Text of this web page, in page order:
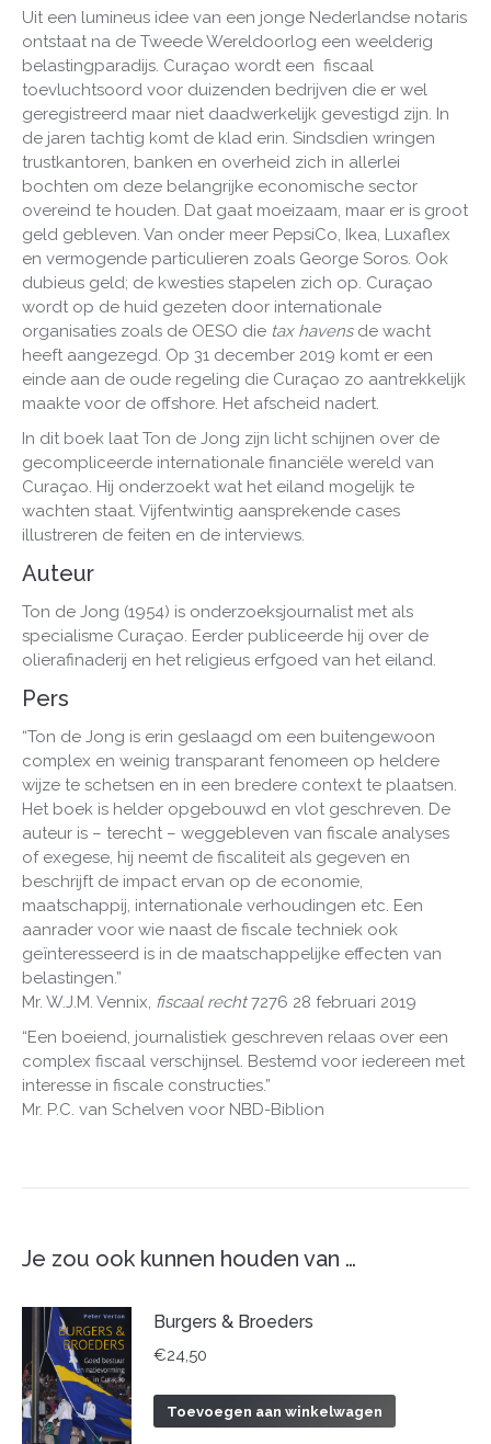
Uit een lumineus idee van een jonge Nederlandse notaris
ontstaat na de Tweede Wereldoorlog een weelderig
belastingparadijs. Curaçao wordt een fiscaal
toevluchtsoord voor duizenden bedrijven die er wel
geregistreerd maar niet daadwerkelijk gevestigd zijn. In
de jaren tachtig komt de klad erin. Sindsdien wringen
trustkantoren, banken en overheid zich in allerlei
bochten om deze belangrijke economische sector
overeind te houden. Dat gaat moeizaam, maar er is groot
geld gebleven. Van onder meer PepsiCo, Ikea, Luxaflex
en vermogende particulieren zoals George Soros. Ook
dubieus geld; de kwesties stapelen zich op. Curaçao
wordt op de huid gezeten door internationale
organisaties zoals de OESO die tax havensde wacht
heeft aangezegd. Op 31 december 2019 komt er een
einde aan de oude regeling die Curaçao zo aantrekkelijk
maakte voor de offshore. Het afscheid nadert.
In dit boek laat Ton de Jong zijn licht schijnen over de
gecompliceerde internationale financiële wereld van
Curaçao. Hij onderzoekt wat het eiland mogelijk te
wachten staat. Vijfentwintig aansprekende cases
illustreren de feiten en de interviews.
Auteur
Ton de Jong (1954) is onderzoeksjournalist met als
specialisme Curaçao. Eerder publiceerde hij over de
olierafinaderij en het religieus erfgoed van het eiland.
Pers
“Ton de Jong is erin geslaagd om een buitengewoon
complex en weinig transparant fenomeen op heldere
wijze te schetsen en in een bredere context te plaatsen.
Het boek is helder opgebouwd en vlot geschreven. De
auteur is – terecht – weggebleven van fiscale analyses
of exegese, hij neemt de fiscaliteit als gegeven en
beschrijft de impact ervan op de economie,
maatschappij, internationale verhoudingen etc. Een
aanrader voor wie naast de fiscale techniek ook
geïnteresseerd is in de maatschappelijke effecten van
belastingen.”
Mr. W.J.M. Vennix, fiscaal recht7276 28 februari 2019
“Een boeiend, journalistiek geschreven relaas over een
complex fiscaal verschijnsel. Bestemd voor iedereen met
interesse in fiscale constructies.”
Mr. P.C. van Schelven voor NBD-Biblion
Je zou ook kunnen houden van …
Burgers & Broeders
€24,50
Toevoegen aan winkelwagen